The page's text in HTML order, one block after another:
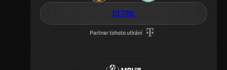
DETAIL
Partner tohoto utkání